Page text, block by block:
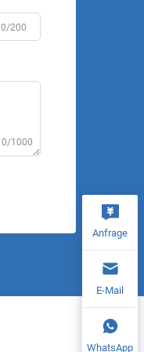
0/200
0/1000
Anfrage
E-Mail
WhatsApp